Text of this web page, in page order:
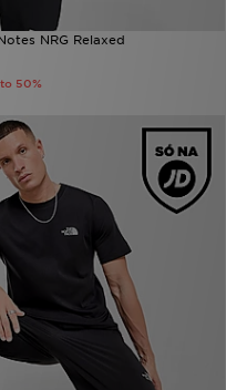
NRG Relaxed
50%